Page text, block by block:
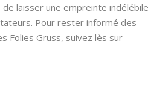
de laisser une empreinte indélébile
Pour rester informé des
Folies Gruss, suivez lès sur